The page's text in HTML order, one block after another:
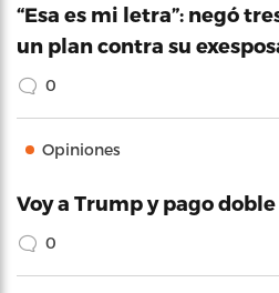
“Esa es mi letra”: negó
un plan contra su
0
Opiniones
Voy a Trump y pago doble
0